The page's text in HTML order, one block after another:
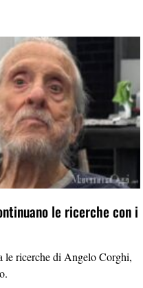
le ricerche con i
le ricerche di Angelo Corghi,